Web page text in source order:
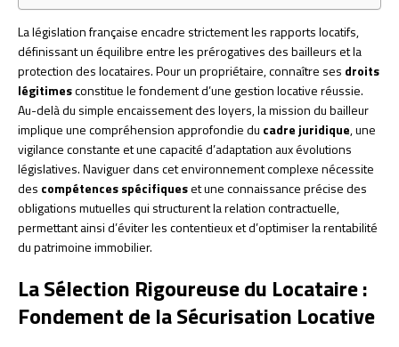
La législation française encadre strictement les rapports locatifs,
définissant un équilibre entre les prérogatives des bailleurs et la
protection des locataires. Pour un propriétaire, connaître ses droits
légitimesconstitue le fondement d’une gestion locative réussie.
Au-delà du simple encaissement des loyers, la mission du bailleur
implique une compréhension approfondie du cadre juridique, une
vigilance constante et une capacité d’adaptation aux évolutions
législatives. Naviguer dans cet environnement complexe nécessite
des compétences spécifiqueset une connaissance précise des
obligations mutuelles qui structurent la relation contractuelle,
permettant ainsi d’éviter les contentieux et d’optimiser la rentabilité
du patrimoine immobilier.
La Sélection Rigoureuse du Locataire :
Fondement de la Sécurisation Locative